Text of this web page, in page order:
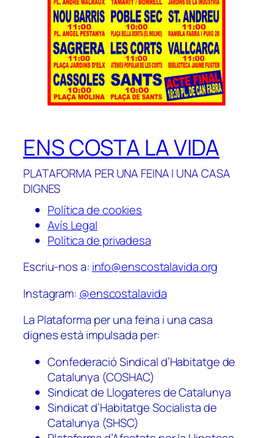
ENS COSTA LA VIDA
PLATAFORMA PER UNA FEINA I UNA CASA
DIGNES
Política de cookies
Avís Legal
Política de privadesa
Escriu-nos a: info@enscostalavida.org
Instagram: @enscostalavida
La Plataforma per una feina i una casa
dignes està impulsada per:
Confederació Sindical d’Habitatge de
Catalunya (COSHAC)
Sindicat de Llogateres de Catalunya
Sindicat d’Habitatge Socialista de
Catalunya (SHSC)